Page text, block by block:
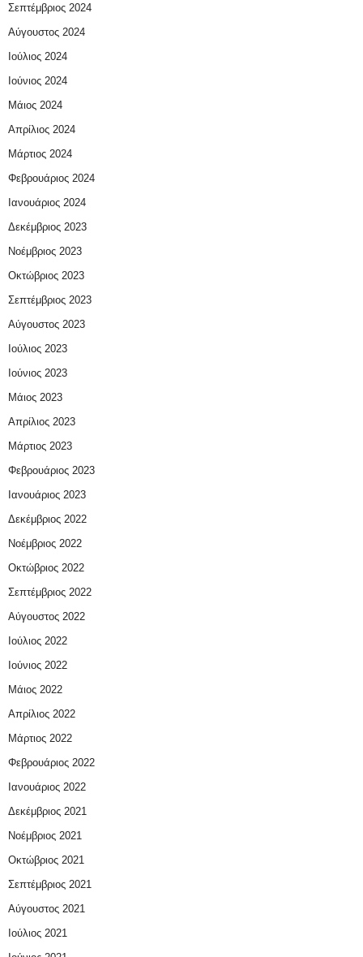
Σεπτέμβριος 2024
Αύγουστος 2024
Ιούλιος 2024
Ιούνιος 2024
Μάιος 2024
Απρίλιος 2024
Μάρτιος 2024
Φεβρουάριος 2024
Ιανουάριος 2024
Δεκέμβριος 2023
Νοέμβριος 2023
Οκτώβριος 2023
Σεπτέμβριος 2023
Αύγουστος 2023
Ιούλιος 2023
Ιούνιος 2023
Μάιος 2023
Απρίλιος 2023
Μάρτιος 2023
Φεβρουάριος 2023
Ιανουάριος 2023
Δεκέμβριος 2022
Νοέμβριος 2022
Οκτώβριος 2022
Σεπτέμβριος 2022
Αύγουστος 2022
Ιούλιος 2022
Ιούνιος 2022
Μάιος 2022
Απρίλιος 2022
Μάρτιος 2022
Φεβρουάριος 2022
Ιανουάριος 2022
Δεκέμβριος 2021
Νοέμβριος 2021
Οκτώβριος 2021
Σεπτέμβριος 2021
Αύγουστος 2021
Ιούλιος 2021